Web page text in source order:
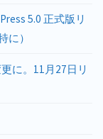
5.0 正式版リ
に）
に。11月27日リ